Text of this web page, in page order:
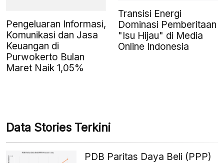
Pengeluaran Informasi,
Komunikasi dan Jasa
Keuangan di
Purwokerto Bulan
Maret Naik 1,05%
Transisi Energi
Dominasi Pemberitaan
"Isu Hijau" di Media
Online Indonesia
Data Stories Terkini
PDB Paritas Daya Beli (PPP)